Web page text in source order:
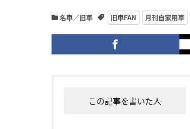
名車／旧車 旧車FAN 月刊自家用車
この記事を書いた人